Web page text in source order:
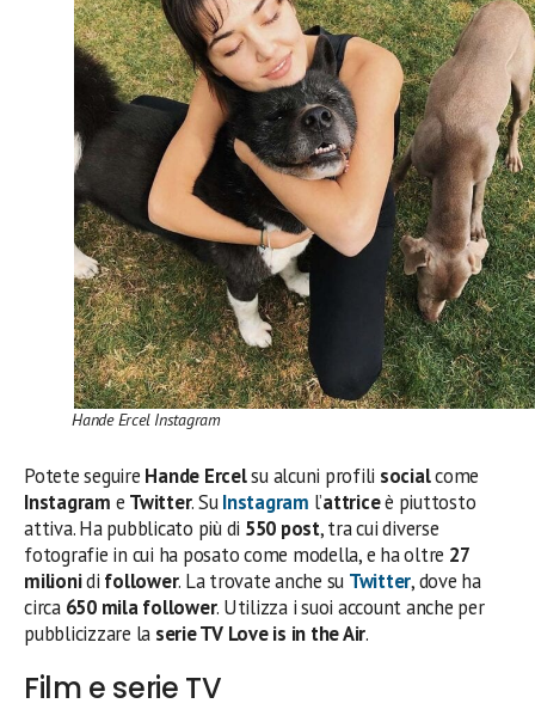
Hande Ercel Instagram
Potete seguire Hande Ercelsu alcuni profili socialcome
Instagram e Twitter. SuInstagram l’attriceè piuttosto
attiva. Ha pubblicato più di 550 post, tra cui diverse
fotografie in cui ha posato come modella, e ha oltre 27
milionidi follower. La trovate anche su Twitter, dove ha
circa 650 mila follower. Utilizza i suoi account anche per
pubblicizzare la serie TV Love is in the Air.
Film e serie TV